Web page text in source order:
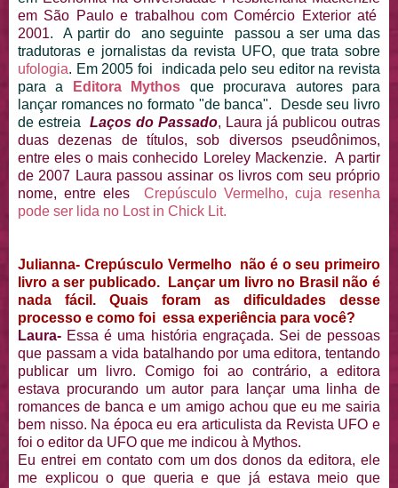
em São Paulo e trabalhou com Comércio Exterior até
2001. A partir do ano seguinte passou a ser uma das
tradutoras e jornalistas da revista UFO, que trata sobre
ufologia. Em 2005 foi indicada pelo seu editor na revista
para a
Editora Mythos que procurava autores para
lançar romances no formato "de banca". Desde seu livro
de estreia
Laços do Passado, Laura já publicou outras
duas dezenas de títulos, sob diversos pseudônimos,
entre eles o mais conhecido Loreley Mackenzie. A partir
de 2007 Laura passou assinar os livros com seu próprio
nome, entre eles Crepúsculo Vermelho, cuja resenha
pode ser lida no Lost in Chick Lit.
Julianna- Crepúsculo Vermelho não é o seu primeiro
livro a ser publicado. Lançar um livro no Brasil não é
nada fácil. Quais foram as dificuldades desse
processo e como foi essa experiência para você?
Laura- Essa é uma história engraçada. Sei de pessoas
que passam a vida batalhando por uma editora, tentando
publicar um livro. Comigo foi ao contrário, a editora
estava procurando um autor para lançar uma linha de
romances de banca e um amigo achou que eu me sairia
bem nisso. Na época eu era articulista da Revista UFO e
foi o editor da UFO que me indicou à Mythos.
Eu entrei em contato com um dos donos da editora, ele
me explicou o que queria e que já estava meio que